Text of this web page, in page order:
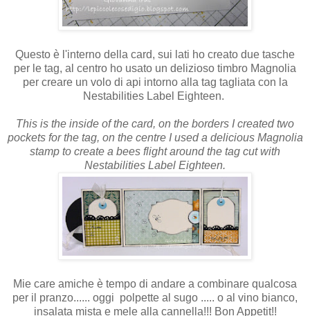
Questo è l'interno della card, sui lati ho creato due tasche
per le tag, al centro ho usato un delizioso timbro Magnolia
per creare un volo di api intorno alla tag tagliata con la
Nestabilities Label Eighteen.
This is the inside of the card, on the borders I created two
pockets for the tag, on the centre I used a delicious Magnolia
stamp to create a bees flight around the tag cut with
Nestabilities Label Eighteen.
Mie care amiche è tempo di andare a combinare qualcosa
per il pranzo...... oggi polpette al sugo ..... o al vino bianco,
insalata mista e mele alla cannella!!! Bon Appetit!!